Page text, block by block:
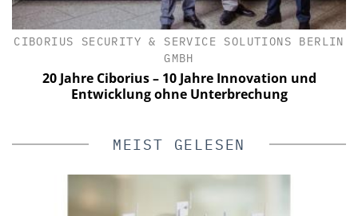
CIBORIUS SECURITY & SERVICE SOLUTIONS BERLIN
GMBH
20 Jahre Ciborius – 10 Jahre Innovation und
Entwicklung ohne Unterbrechung
MEIST GELESEN